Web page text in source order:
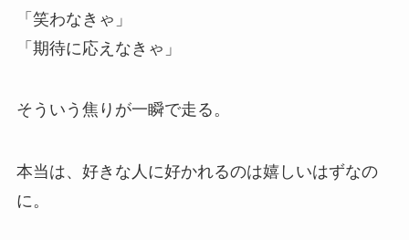
「笑わなきゃ」
「期待に応えなきゃ」
そういう焦りが一瞬で走る。
本当は、好きな人に好かれるのは嬉しいはずなの
に。